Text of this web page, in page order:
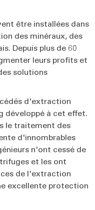
être installées dans
des minéraux, des
Depuis plus de 60
leurs profits et
solutions
d'extraction
développé à cet effet.
le traitement des
d'innombrables
n'ont cessé de
et les ont
de l'extraction
excellente protection